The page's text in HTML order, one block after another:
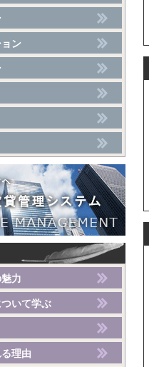
ン
力
いて学ぶ
理由